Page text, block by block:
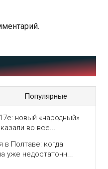
Популярные
новый «народный»
во все...
в Полтаве: когда
уже недостаточн...